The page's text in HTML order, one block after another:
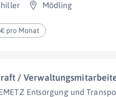
Mödling
pro Monat
/
Entsorgung und